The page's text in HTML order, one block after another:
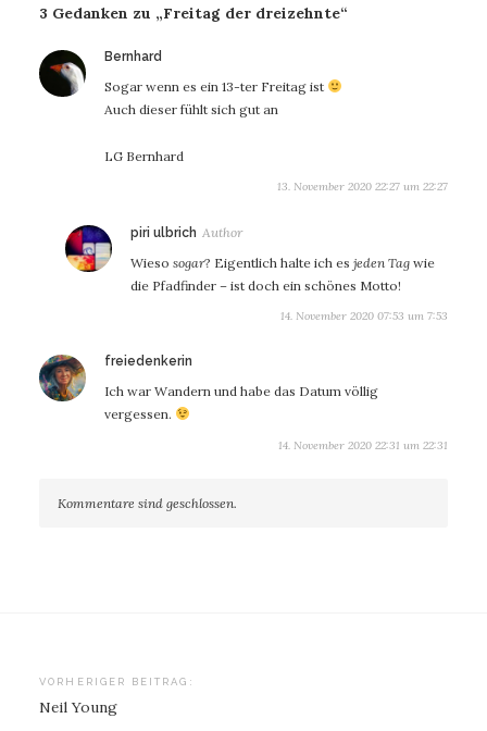
3 Gedanken zu „Freitag der dreizehnte“
Bernhard
Sogar wenn es ein 13-ter Freitag ist
Auch dieser fühlt sich gut an
LG Bernhard
13. November 2020 22:27 um 22:27
piri ulbrich sagt:
Wieso sogar? Eigentlich halte ich es jeden Tag wie
die Pfadfinder – ist doch ein schönes Motto!
14. November 2020 07:53 um 7:53
freiedenkerin
Ich war Wandern und habe das Datum völlig
vergessen.
14. November 2020 22:31 um 22:31
Kommentare sind geschlossen.
Beitragsnavigation
VORHERIGER BEITRAG:
Neil Young